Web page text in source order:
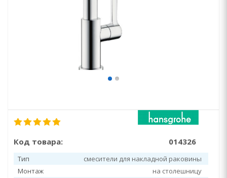
Код товара: 014326
Тип
смесители для накладной раковины
Монтаж
на столешницу